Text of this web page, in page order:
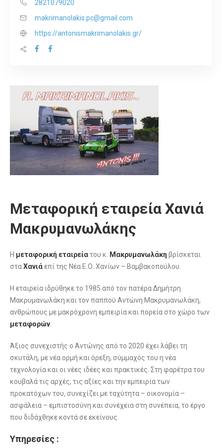
2821079020
makrimanolakis.pc@gmail.com
https://antonismakrimanolakis.gr/
Μεταφορική εταιρεία Χανιά
Μακρυμανωλάκης
Η μεταφορική εταιρείατου κ. Μακρυμανωλάκη βρίσκεται
σταΧανιά επί της Νέα Ε.Ο. Χανίων – Βαμβακοπούλου.
Η εταιρεία ιδρύθηκε το 1985 από τον πατέρα Δημήτρη
Μακρυμανωλάκη και τον παππού Αντώνη Μακρυμανωλάκη,
ανθρώπους με μακρόχρονη εμπειρία και πορεία στο χώρο των
μεταφορών.
Άξιος συνεχιστής ο Αντώνης από το 2020 έχει λάβει τη
σκυτάλη, με νέα ορμή και όρεξη, σύμμαχός του η νέα
τεχνολογία και οι νέες ιδέες και πρακτικές. Στη φαρέτρα του
κουβαλά τις αρχές, τις αξίες και την εμπειρία των
προκατόχων του, συνεχίζει με ταχύτητα – οικονομία –
ασφάλεια – εμπιστοσύνη και συνέχεια στη συνέπεια, το έργο
που διδάχθηκε κοντά σε εκείνους.
Υπηρεσίες :